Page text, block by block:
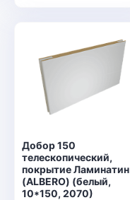
Добор 150
телескопический,
покрытие Ламинатин
(ALBERO) (белый,
10*150, 2070)